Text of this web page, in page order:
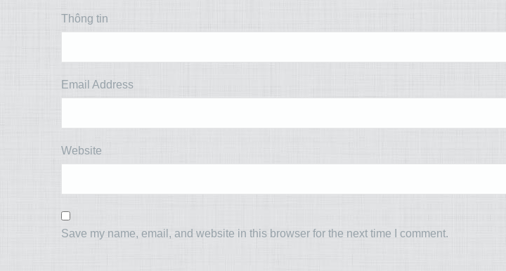
Thông tin
Email Address
Website
Save my name, email, and website in this browser for the next time I comment.